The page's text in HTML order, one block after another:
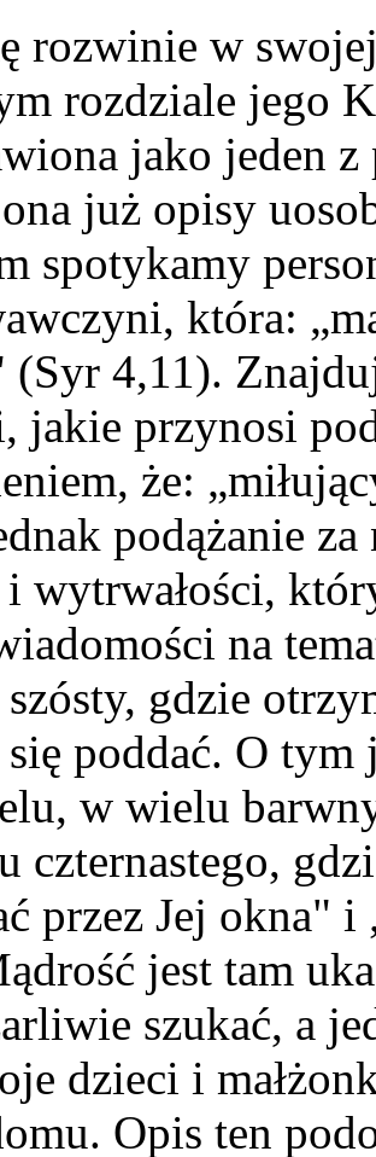
rozwinie w
rozdziale jego
jako jeden
już opisy
spotykamy
która:
(Syr 4,11).
jakie przynosi
że:
podążanie
wytrwałości,
na
szósty, gdzie
poddać. O
w wielu
czternastego,
przez Jej okna"
jest tam
szukać, a
dzieci i
Opis ten